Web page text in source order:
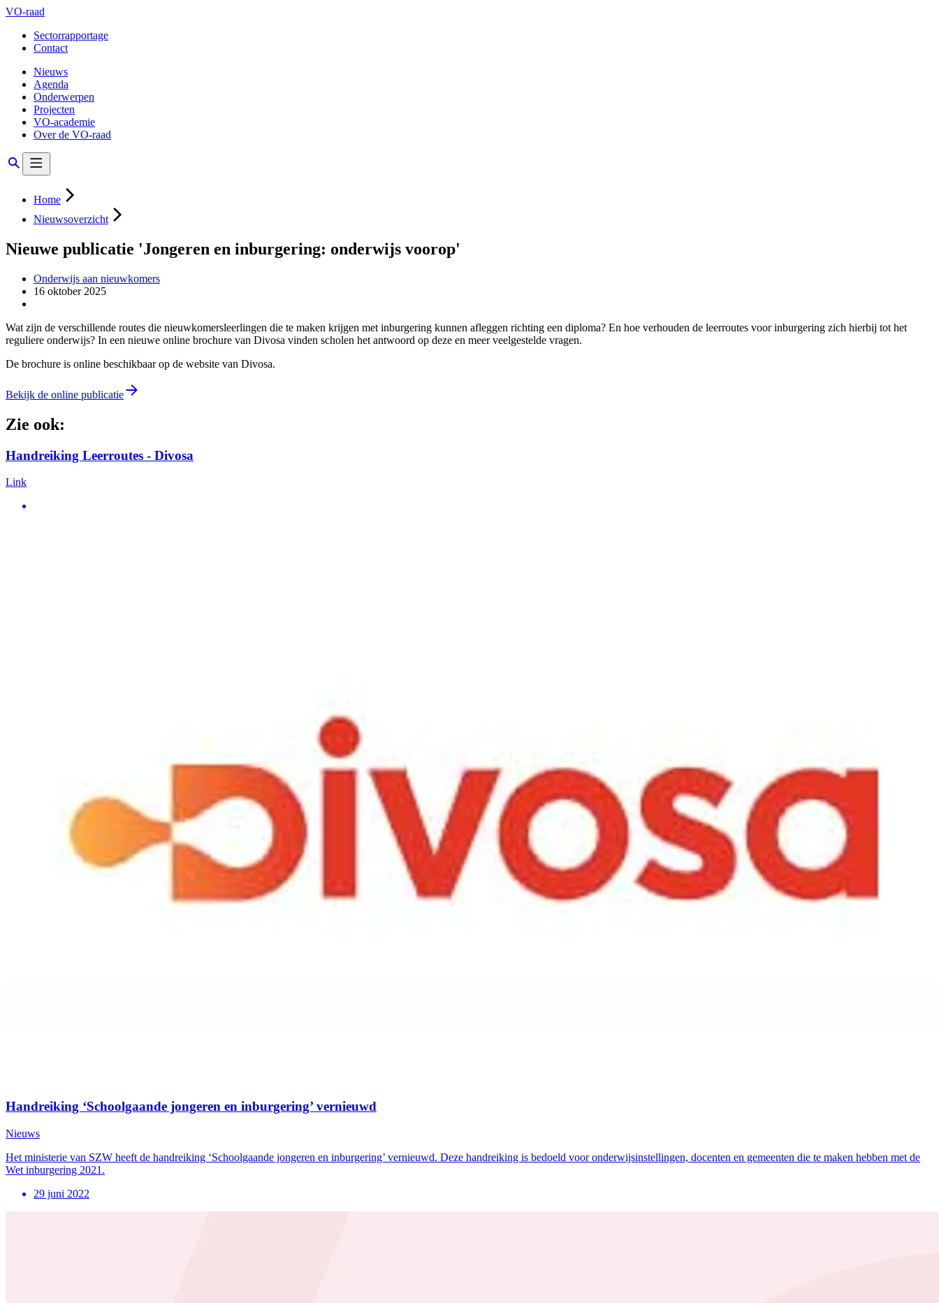
VO-raad
Sectorrapportage
Contact
Nieuws
Agenda
Onderwerpen
Projecten
VO-academie
Over de VO-raad
Home
Nieuwsoverzicht
Nieuwe publicatie 'Jongeren en inburgering: onderwijs voorop'
Onderwijs aan nieuwkomers
16 oktober 2025
Wat zijn de verschillende routes die nieuwkomersleerlingen die te maken krijgen met inburgering kunnen afleggen richting een diploma? En hoe verhouden de leerroutes voor inburgering zich hierbij tot het
reguliere onderwijs? In een nieuwe online brochure van Divosa vinden scholen het antwoord op deze en meer veelgestelde vragen.
De brochure is online beschikbaar op de website van Divosa.
Bekijk de online publicatie
Zie ook:
Handreiking Leerroutes - Divosa
Link
Handreiking ‘Schoolgaande jongeren en inburgering’ vernieuwd
Nieuws
Het ministerie van SZW heeft de handreiking ‘Schoolgaande jongeren en inburgering’ vernieuwd. Deze handreiking is bedoeld voor onderwijsinstellingen, docenten en gemeenten die te maken hebben met de
Wet inburgering 2021.
29 juni 2022